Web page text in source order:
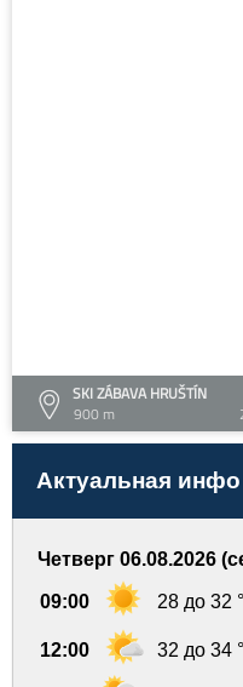
SKI ZÁBAVA HRUŠTÍN
900 m
Актуальная инфо
Четверг 06.08.2026
09:00 28 до 32
12:00 32 до 34